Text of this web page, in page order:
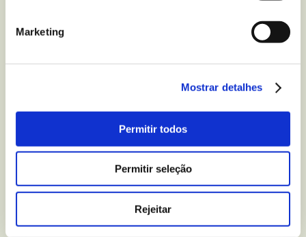
Marketing
Mostrar detalhes
Permitir todos
Permitir seleção
Rejeitar
restaurante com temática manga, se for essa a sua
de culinária, quando é
algo de que gostam, ou passar o dia a fazer
mergulho, quando a água, o mar e as espécies
enorme sucesso para todos.
Descobrir a quinta
Se as crianças são pequenas, é preciso descobrir
novos animais que não fazem parte do seu
quotidiano. As quintas permitem passar o dia a ver e